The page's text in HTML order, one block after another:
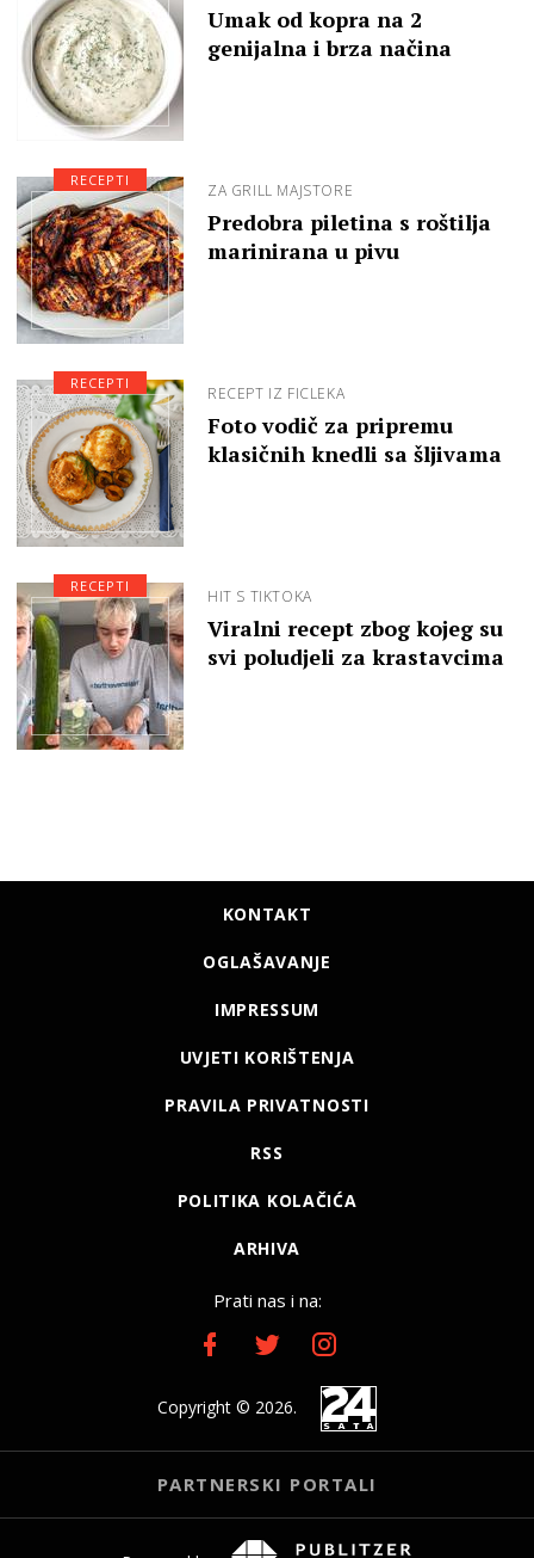
Umak od kopra na 2
genijalna i brza načina
ZA GRILL MAJSTORE
Predobra piletina s roštilja
marinirana u pivu
RECEPTI
RECEPT IZ FICLEKA
Foto vodič za pripremu
klasičnih knedli sa šljivama
RECEPTI
HIT S TIKTOKA
Viralni recept zbog kojeg su
svi poludjeli za krastavcima
RECEPTI
KONTAKT
OGLAŠAVANJE
IMPRESSUM
UVJETI KORIŠTENJA
PRAVILA PRIVATNOSTI
RSS
POLITIKA KOLAČIĆA
ARHIVA
Prati nas i na:
Copyright © 2026.
PARTNERSKI PORTALI